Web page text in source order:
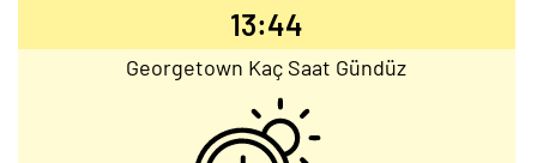
13:44
Georgetown Kaç Saat Gündüz